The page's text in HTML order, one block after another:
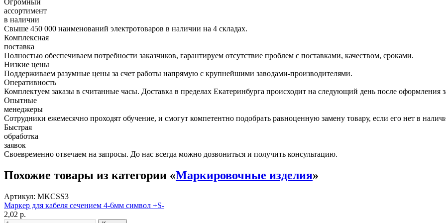
ассортимент
в наличии
Свыше 450 000 наименований электротоваров в наличии на 4 складах.
Комплексная
поставка
Полностью обеспечиваем потребности заказчиков, гарантируем отсутствие проблем с поставками, качеством, сроками.
Низкие цены
Поддерживаем разумные цены за счет работы напрямую с крупнейшими заводами-производителями.
Оперативность
Комплектуем заказы в считанные часы. Доставка в пределах Екатеринбурга происходит на следующий день после оформления
Опытные
менеджеры
Сотрудники ежемесячно проходят обучение, и смогут компетентно подобрать равноценную замену товару, если его нет в
Быстрая
обработка
заявок
Своевременно отвечаем на запросы. До нас всегда можно дозвониться и получить консультацию.
Похожие товары из категории «Маркировочные изделия»
Артикул: MKCSS3
Маркер для кабеля сечением 4-6мм символ +S-
2,02 р.